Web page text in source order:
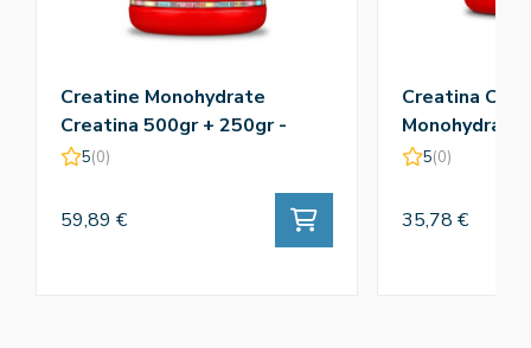
Creatine Monohydrate
Creatina 500gr + 250gr -
Amix
5(0)
59,89 €
Creatina
Monohydrate
5(0)
35,78 €